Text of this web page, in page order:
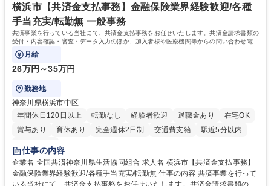
を込めてコミュニケーションをとりながら広報関連業務を行っておりま
す。 学歴・資格 学歴：大学院 大学 高専 短大 専修学校 高校 語学力： 資
格：
横浜市【共済金支払事務】金融保険業界経験歓迎/各種
手当充実/転勤無 一般事務
共済事業を行っている当社にて、共済金支払事務をお任せいたします。共済金請求書類の
受付・内容確認・審査・データ入力のほか、加入者様や医療機関等からの問い合わせ電話
対応や書類発送等を担当します。
月給
26万円～35万円
勤務地
神奈川県横浜市中区
年間休日120日以上
転勤なし 経験者歓迎 退職金あり
在宅OK
賞与あり
育休あり 完全週休2日制 交通費支給
駅近5分以内
土日祝休み
仕事の内容
企業名 全国共済神奈川県生活協同組合 求人名 横浜市【共済金支払事務】
金融保険業界経験歓迎/各種手当充実/転勤無 仕事の内容 共済事業を行って
いる当社にて、共済金支払事務をお任せいたします。共済金請求書類の受